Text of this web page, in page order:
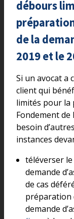
débours
de la
2019 et le
Si un avocat a
client qui
limités pour
Fondement de
besoin
instances
téléverser
demande
de cas
préparation
demande